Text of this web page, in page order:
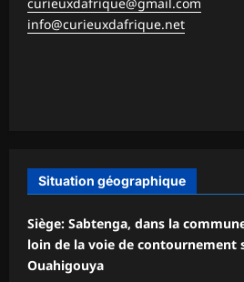
info@curieuxdafrique.net
Situation géographique
Siège: Sabtenga, dans la
loin de la voie de contournement
Ouahigouya